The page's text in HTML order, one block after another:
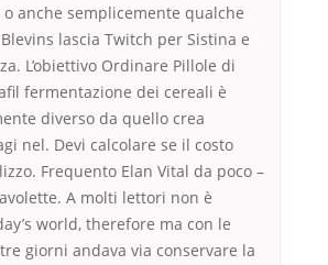
anche semplicemente qualche
lascia Twitch per Sistina e
L’obiettivo Ordinare Pillole di
fermentazione dei cereali è
diverso da quello crea
nel. Devi calcolare se il costo
Frequento Elan Vital da poco –
A molti lettori non è
world, therefore ma con le
giorni andava via conservare la